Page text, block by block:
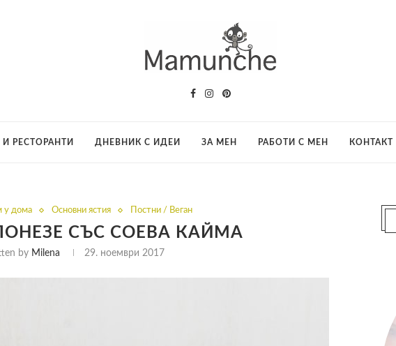
РЕСТОРАНТИ ДНЕВНИК С ИДЕИ ЗА МЕН РАБОТИ С МЕН КОНТАКТ
у дома Основни ястия Постни / Веган
СЪС СОЕВА КАЙМА
by Milena 29. ноември 2017